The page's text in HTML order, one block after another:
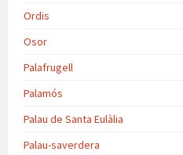
Ordis
Osor
Palafrugell
Palamós
Palau de Santa Eulàlia
Palau-saverdera